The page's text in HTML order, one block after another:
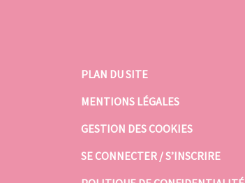
PLAN DU SITE
MENTIONS LÉGALES
GESTION DES COOKIES
SE CONNECTER / S’INSCRIRE